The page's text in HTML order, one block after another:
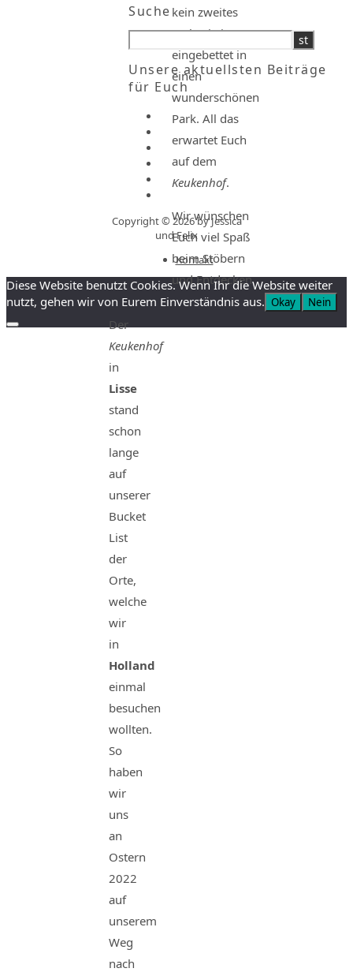
kein zweites
Mal existiert,
eingebettet in
einen
wunderschönen
Park. All das
erwartet Euch
auf dem
Keukenhof.
Wir wünschen
Euch viel Spaß
beim Stöbern
und Entdecken.
Der
Keukenhof
in
Lisse
stand
schon
lange
auf
unserer
Bucket
List
der
Orte,
welche
wir
in
Holland
einmal
besuchen
wollten.
So
haben
wir
uns
an
Ostern
2022
auf
unserem
Weg
nach
Suche
Unsere aktuellsten Beiträge
für Euch
Copyright © 2026 by Jessica
und Felix
Kontakt
Diese Website benutzt Cookies. Wenn Ihr die Website weiter
nutzt, gehen wir von Eurem Einverständnis aus. Okay Nein